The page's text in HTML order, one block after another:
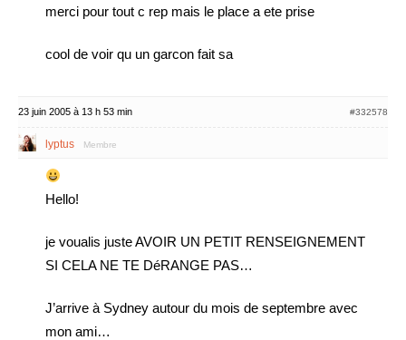
merci pour tout c rep mais le place a ete prise
cool de voir qu un garcon fait sa
23 juin 2005 à 13 h 53 min #332578
lyptus Membre
Hello!
je voualis juste AVOIR UN PETIT RENSEIGNEMENT
SI CELA NE TE DéRANGE PAS…
J’arrive à Sydney autour du mois de septembre avec
mon ami…